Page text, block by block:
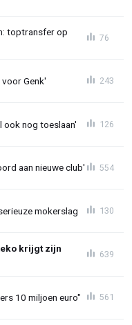
toptransfer op
76
Genk' 243
ook nog toeslaan' 126
aan nieuwe club' 554
mokerslag 130
krijgt zijn
639
10 miljoen euro" 561